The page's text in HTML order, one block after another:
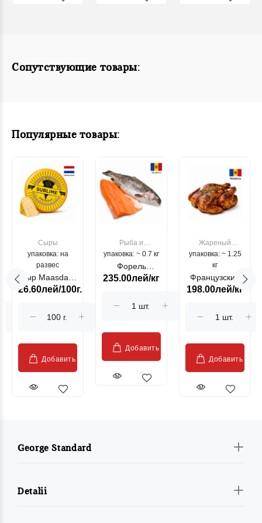
Сопутствующие товары:
Популярные товары:
Сыры
упаковка: на
развес
Сыр Maasdam
Sublime Cow
26.60лей/100г.
Добавить
Рыба и
морепродукты
упаковка: ~ 0.7 кг
Форель
лососевая
Moldovenesc"
235.00лей/кг
Добавить
Жареный
цыпленок
упаковка: ~ 1.25
кг
Французский
гриль, кг
198.00лей/кг
Добавить
George Standard
Detalii